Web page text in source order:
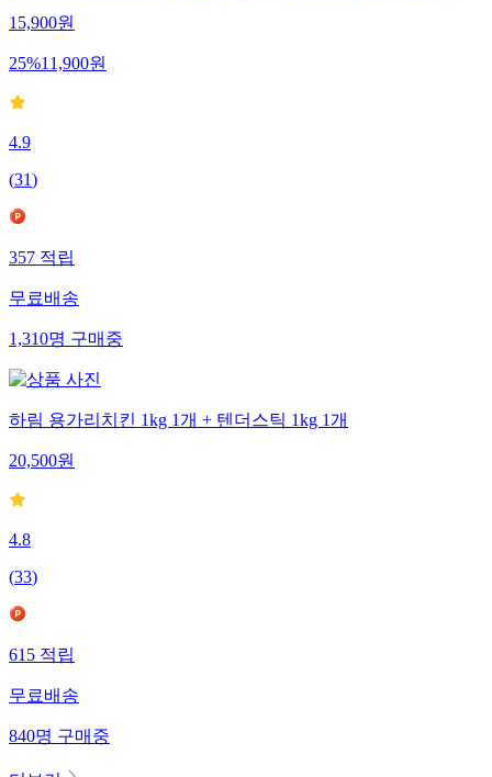
15,900원
25%11,900원
4.9
(31)
357적립
무료배송
1,310명구매중
하림 용가리치킨 1kg 1개 + 텐더스틱 1kg 1개
20,500원
4.8
(33)
615적립
무료배송
840명구매중